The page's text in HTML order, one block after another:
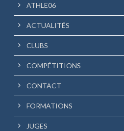
ATHLE06
ACTUALITÉS
CLUBS
COMPÉTITIONS
CONTACT
FORMATIONS
JUGES